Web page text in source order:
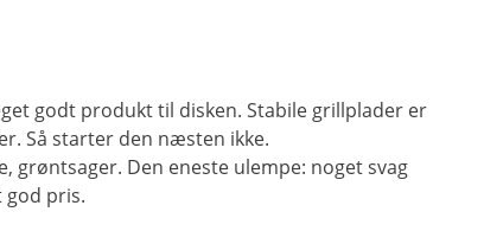
godt produkt til disken. Stabile grillplader er
Så starter den næsten ikke.
grøntsager. Den eneste ulempe: noget svag
god pris.